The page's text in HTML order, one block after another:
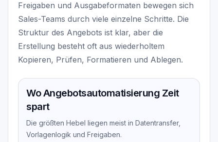
Freigaben und Ausgabeformaten bewegen sich
Sales-Teams durch viele einzelne Schritte. Die
Struktur des Angebots ist klar, aber die
Erstellung besteht oft aus wiederholtem
Kopieren, Prüfen, Formatieren und Ablegen.
Wo Angebotsautomatisierung Zeit
spart
Die größten Hebel liegen meist in Datentransfer,
Vorlagenlogik und Freigaben.